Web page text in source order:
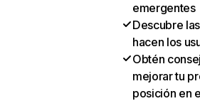
emergentes
Descubre
hacen los
Obtén
mejorar tu
posición en